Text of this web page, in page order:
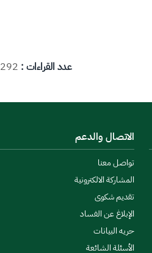
عدد القراءات : 292
الاتصال والدعم
تواصل معنا
المشاركة الالكترونية
تقديم شكوى
الإبلاغ عن الفساد
حريه البيانات
الأسئلة الشائعة